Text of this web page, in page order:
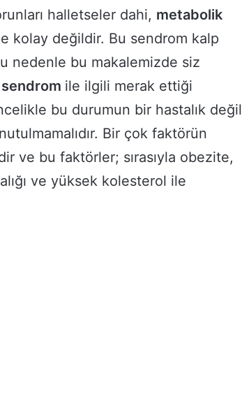
halletseler dahi, metabolik
kolay değildir. Bu sendrom kalp
nedenle bu makalemizde siz
ile ilgili merak ettiği
bu durumun bir hastalık değil
Bir çok faktörün
ve bu faktörler; sırasıyla obezite,
ve yüksek kolesterol ile